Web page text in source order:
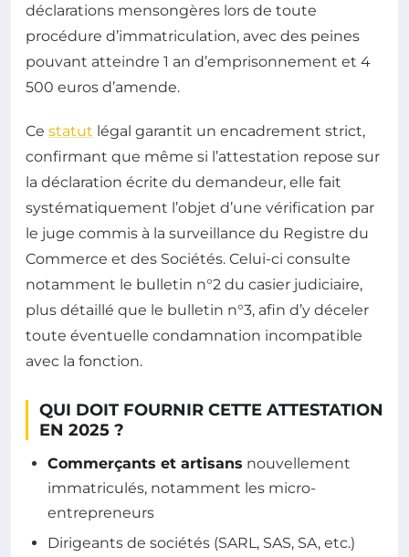
déclarations mensongères lors de toute
procédure d’immatriculation, avec des peines
pouvant atteindre 1 an d’emprisonnement et 4
500 euros d’amende.
Ce statut légal garantit un encadrement strict,
confirmant que même si l’attestation repose sur
la déclaration écrite du demandeur, elle fait
systématiquement l’objet d’une vérification par
le juge commis à la surveillance du Registre du
Commerce et des Sociétés. Celui-ci consulte
notamment le bulletin n°2 du casier judiciaire,
plus détaillé que le bulletin n°3, afin d’y déceler
toute éventuelle condamnation incompatible
avec la fonction.
QUI DOIT FOURNIR CETTE ATTESTATION
EN 2025 ?
Commerçants et artisans nouvellement
immatriculés, notamment les micro-
entrepreneurs
Dirigeants de sociétés (SARL, SAS, SA, etc.)